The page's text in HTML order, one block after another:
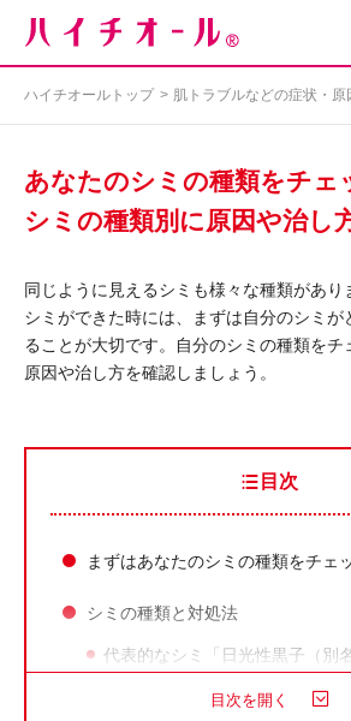
ハイチオールトップ 肌トラブルなどの症状・原
あなたのシミの種類をチェ
シミの種類別に原因や治し
同じように見えるシミも様々な種類があり
シミができた時には、まずは自分のシミが
ることが大切です。自分のシミの種類をチ
原因や治し方を確認しましょう。
目次
まずはあなたのシミの種類をチェ
シミの種類と対処法
代表的なシミ「日光性黒子（別
目次を開く